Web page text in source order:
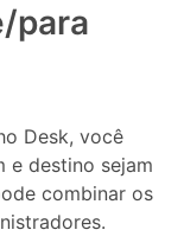
para
Desk, você
e destino sejam
combinar os